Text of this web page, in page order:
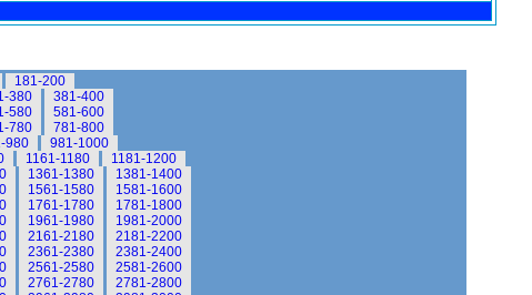
181-200
380
381-400
580
581-600
780
781-800
980
981-1000
1161-1180
1181-1200
1361-1380
1381-1400
1561-1580
1581-1600
1761-1780
1781-1800
1961-1980
1981-2000
2161-2180
2181-2200
2361-2380
2381-2400
2561-2580
2581-2600
2761-2780
2781-2800